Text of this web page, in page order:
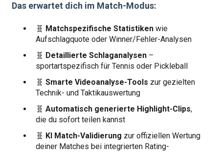
Das erwartet dich im Match-Modus:
🧬 Matchspezifische Statistiken wie
Aufschlagquote oder Winner/Fehler-Analysen
🧬 Detaillierte Schlaganalysen –
sportartspezifisch für Tennis oder Pickleball
🧬 Smarte Videoanalyse-Tools zur gezielten
Technik- und Taktikauswertung
🧬 Automatisch generierte Highlight-Clips,
die du sofort teilen kannst
🧬 KI Match-Validierung zur offiziellen Wertung
deiner Matches bei integrierten Rating-